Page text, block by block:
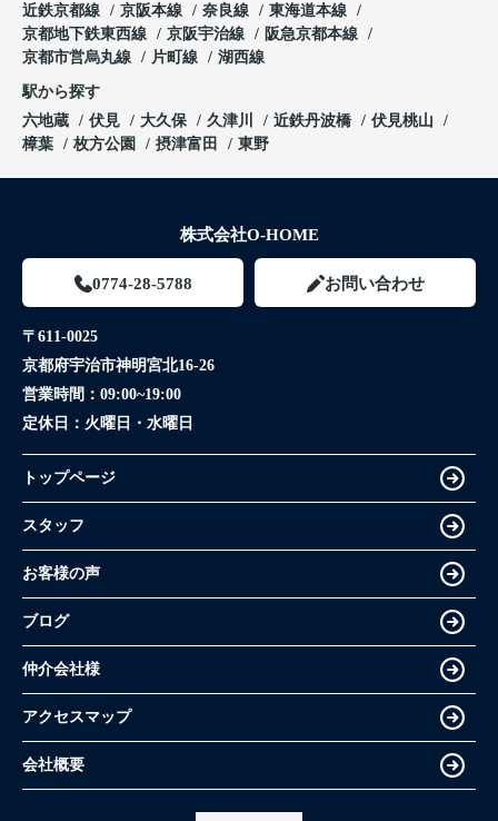
近鉄京都線
京阪本線 奈良線
東海道本線
京都地下鉄東西線
京阪宇治線
阪急京都本線
京都市営烏丸線
片町線 湖西線
駅から探す
六地蔵
伏見 大久保 久津川 近鉄丹波橋
伏見桃山
樟葉
枚方公園 摂津富田 東野
株式会社O-HOME
0774-28-5788 お問い合わせ
〒611-0025
京都府宇治市神明宮北16-26
営業時間： 09:00~19:00
定休日： 火曜日・水曜日
トップページ
スタッフ
お客様の声
ブログ
仲介会社様
アクセスマップ
会社概要